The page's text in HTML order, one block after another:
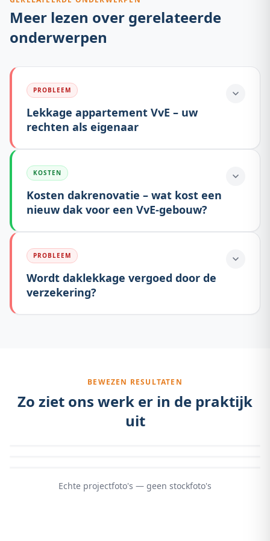
Meer lezen over gerelateerde
onderwerpen
PROBLEEM
Lekkage appartement VvE – uw
rechten als eigenaar
KOSTEN
Kosten dakrenovatie – wat kost een
nieuw dak voor een VvE-gebouw?
PROBLEEM
Wordt daklekkage vergoed door de
verzekering?
BEWEZEN RESULTATEN
Zo ziet ons werk er in de praktijk
uit
Echte projectfoto's — geen stockfoto's